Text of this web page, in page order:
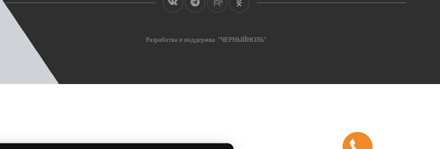
Разработка и поддержка "ЧЕРНЫЙНОЛЬ"